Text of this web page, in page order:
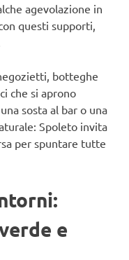
agevolazione in
questi supporti,
botteghe
che si aprono
sosta al bar o una
Spoleto invita
per spuntare tutte
e